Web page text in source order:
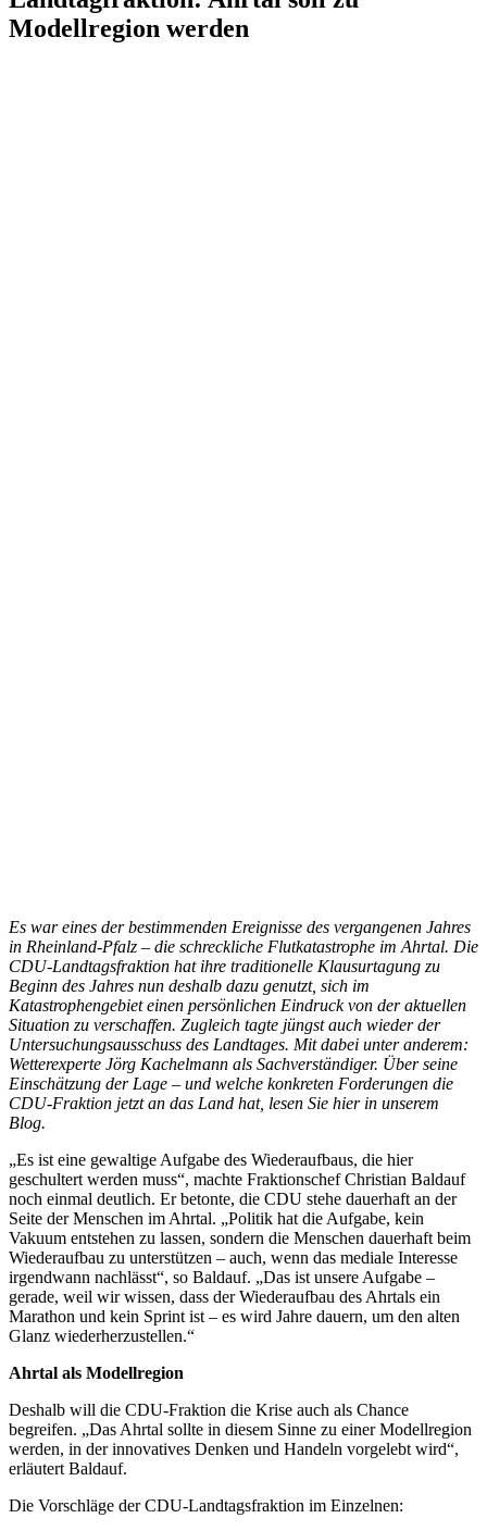
Modellregion werden
Es war eines der bestimmenden Ereignisse des vergangenen Jahres
in Rheinland-Pfalz – die schreckliche Flutkatastrophe im Ahrtal. Die
CDU-Landtagsfraktion hat ihre traditionelle Klausurtagung zu
Beginn des Jahres nun deshalb dazu genutzt, sich im
Katastrophengebiet einen persönlichen Eindruck von der aktuellen
Situation zu verschaffen. Zugleich tagte jüngst auch wieder der
Untersuchungsausschuss des Landtages. Mit dabei unter anderem:
Wetterexperte Jörg Kachelmann als Sachverständiger. Über seine
Einschätzung der Lage – und welche konkreten Forderungen die
CDU-Fraktion jetzt an das Land hat, lesen Sie hier in unserem
Blog.
„Es ist eine gewaltige Aufgabe des Wiederaufbaus, die hier
geschultert werden muss“, machte Fraktionschef Christian Baldauf
noch einmal deutlich. Er betonte, die CDU stehe dauerhaft an der
Seite der Menschen im Ahrtal. „Politik hat die Aufgabe, kein
Vakuum entstehen zu lassen, sondern die Menschen dauerhaft beim
Wiederaufbau zu unterstützen – auch, wenn das mediale Interesse
irgendwann nachlässt“, so Baldauf. „Das ist unsere Aufgabe –
gerade, weil wir wissen, dass der Wiederaufbau des Ahrtals ein
Marathon und kein Sprint ist – es wird Jahre dauern, um den alten
Glanz wiederherzustellen.“
Ahrtal als Modellregion
Deshalb will die CDU-Fraktion die Krise auch als Chance
begreifen. „Das Ahrtal sollte in diesem Sinne zu einer Modellregion
werden, in der innovatives Denken und Handeln vorgelebt wird“,
erläutert Baldauf.
Die Vorschläge der CDU-Landtagsfraktion im Einzelnen: